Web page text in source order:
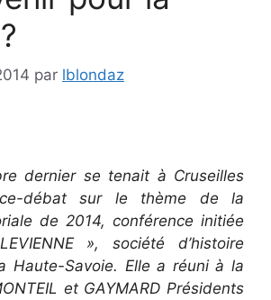
par lblondaz
dernier se tenait à Cruseilles
débat sur le thème de la
de 2014, conférence initiée
», société d’histoire
Haute-Savoie. Elle a réuni à la
et GAYMARD Présidents